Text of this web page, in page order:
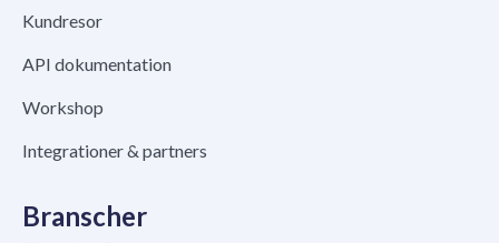
Kundresor
API dokumentation
Workshop
Integrationer & partners
Branscher